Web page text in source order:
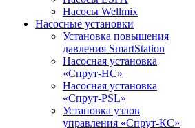
Насосы Wellmix
Насосные установки
Установка повышения
давления SmartStation
Насосная установка
«Спрут-НС»
Насосная установка
«Спрут-PSL»
Установка узлов
управления «Спрут-КС»